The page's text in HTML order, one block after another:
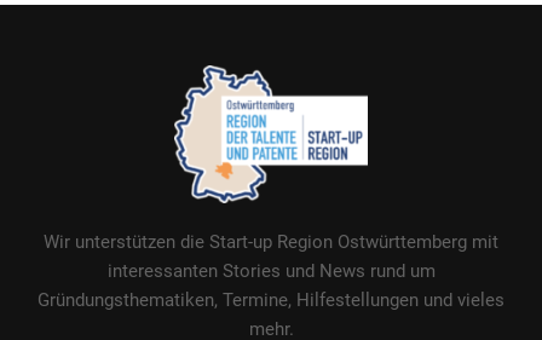
Wir unterstützen die Start-up Region Ostwürttemberg mit
interessanten Stories und News rund um
Gründungsthematiken, Termine, Hilfestellungen und vieles
mehr.